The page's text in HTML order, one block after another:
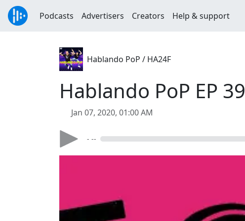
Podcasts Advertisers Creators Help & support
Hablando PoP / HA24F
Hablando PoP EP 39
Jan 07, 2020, 01:00 AM
- --